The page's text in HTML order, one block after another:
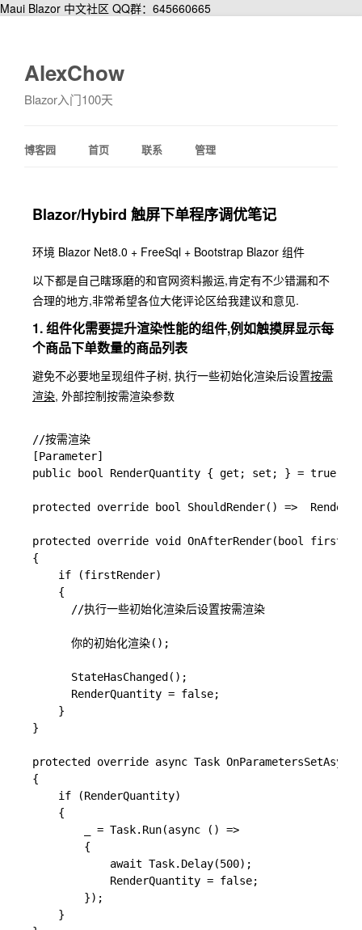
Maui Blazor 中文社区 QQ群：645660665
AlexChow
Blazor入门100天
博客园 首页 联系 管理
Blazor/Hybird 触屏下单程序调优笔记
环境 Blazor Net8.0 + FreeSql + Bootstrap Blazor 组件
以下都是自己瞎琢磨的和官网资料搬运,肯定有不少错漏和不
合理的地方,非常希望各位大佬评论区给我建议和意见.
1. 组件化需要提升渲染性能的组件,例如触摸屏显示每
个商品下单数量的商品列表
避免不必要地呈现组件子树, 执行一些初始化渲染后设置按需
渲染, 外部控制按需渲染参数
//按需渲染
[Parameter]
public bool RenderQuantity { get; set; } = true;
protected override bool ShouldRender() =>
protected override void OnAfterRender(bool
{
    if (firstRender)
    {
      //执行一些初始化渲染后设置按需渲染
      你的初始化渲染();
      StateHasChanged();
      RenderQuantity = false;
    }
}
protected override async Task
{
    if (RenderQuantity)
    {
        _ = Task.Run(async () =>
        {
            await Task.Delay(500);
            RenderQuantity = false;
        });
    }